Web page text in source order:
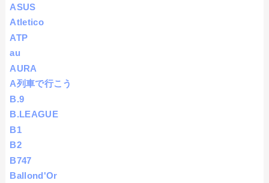
ASUS
Atletico
ATP
au
AURA
A列車で行こう
B.9
B.LEAGUE
B1
B2
B747
Ballond'Or